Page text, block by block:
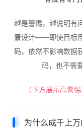
越是警惕，越说明有
景设计——即使目标
码，依然不影响数据
码，也不需
（下方展示高警
为什么成千上